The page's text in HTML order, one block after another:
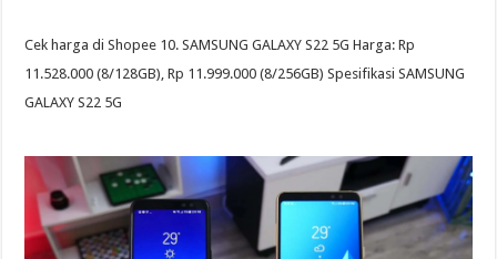
Cek harga di Shopee 10. SAMSUNG GALAXY S22 5G Harga: Rp
11.528.000 (8/128GB), Rp 11.999.000 (8/256GB) Spesifikasi SAMSUNG
GALAXY S22 5G